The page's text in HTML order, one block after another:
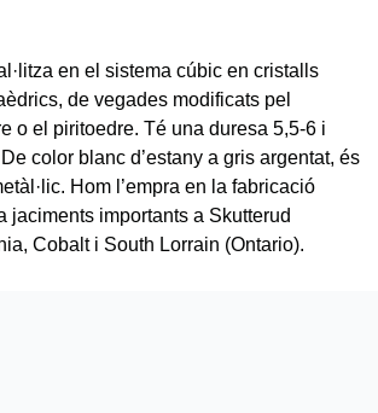
en el sistema cúbic en cristalls
de vegades modificats pel
o el piritoedre. Té una duresa 5,5-6 i
color blanc d’estany a gris argentat, és
Hom l’empra en la fabricació
jaciments importants a Skutterud
Cobalt i South Lorrain (Ontario).